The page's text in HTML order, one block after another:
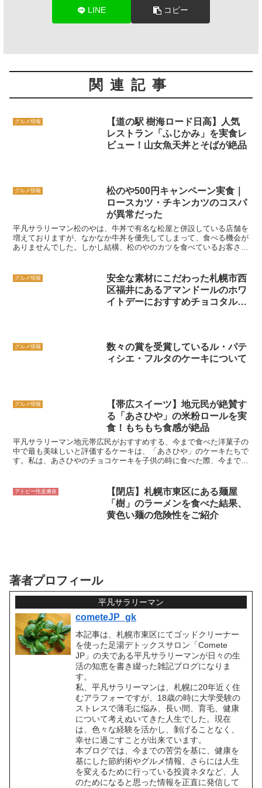
LINE コピー
関連記事
グルメ情報
【道の駅 樹海ロード日高】人気
レストラン「ふじかみ」を実食レ
ビュー！山女魚天丼とそばが絶品
グルメ情報
松のや500円キャンペーン実食｜
ロースカツ・チキンカツのコスパ
が異常だった
平凡サラリーマン松のやは、牛丼で有名な松屋と併設している店舗を
増えておりますが、なかなか牛丼を優先してしまって、食べる機会が
ありませんでした。しかし結構、松のやのカツを食べているお客さん
グルメ情報
安全な素材にこだわった札幌市西
区福井にあるアマンドールのホワ
イトデーにおすすめチョコタルト
グルメ情報
数々の賞を受賞しているル・パテ
ィシエ・フルタのケーキについて
グルメ情報
【帯広スイーツ】地元民が絶賛す
る「あさひや」の米粉ロールを実
食！もちもち食感が絶品
平凡サラリーマン地元帯広民がおすすめする、今まで食べた洋菓子の
中で最も美味しいと評価するケーキは、「あさひや」のケーキたちで
す。私は、あさひやのチョコケーキを子供の時に食べた際、今まで食
アトピー性皮膚炎
【閉店】札幌市東区にある麺屋
「樹」のラーメンを食べた結果、
黄色い麺の危険性をご紹介
著者プロフィール
平凡サラリーマン
cometeJP_gk
本記事は、札幌市東区にてゴッドクリーナー
を使った足湯デトックスサロン「Comete
JP」の夫である平凡サラリーマンが日々の生
活の知恵を書き綴った雑記ブログになりま
す。
私、平凡サラリーマンは、札幌に20年近く住
むアラフォーですが、18歳の時に大学受験の
ストレスで薄毛に悩み、長い間、育毛、健康
について考えぬいてきた人生でした。現在
は、色々な経験を活かし、剝げることなく、
幸せに過ごすことが出来ています。
本ブログでは、今までの苦労を基に、健康を
基にした節約術やグルメ情報、さらには人生
を変えるために行っている投資ネタなど、人
のためになると思った情報を正直に発信して